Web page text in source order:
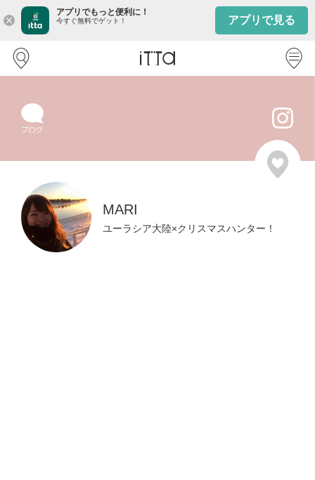
close
アプリでもっと便利に！
今すぐ無料でゲット！ アプリで見る
MARI
ユーラシア大陸×クリスマスハンター！